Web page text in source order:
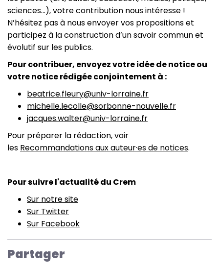
sciences…), votre contribution nous intéresse !
N’hésitez pas à nous envoyer vos propositions et
participez à la construction d’un savoir commun et
évolutif sur les publics.
Pour contribuer, envoyez votre idée de notice ou
votre notice rédigée conjointement à :
beatrice.fleury@univ-lorraine.fr
michelle.lecolle@sorbonne-nouvelle.fr
jacques.walter@univ-lorraine.fr
Pour préparer la rédaction, voir
les Recommandations aux auteur·es de notices.
Pour suivre l'actualité du Crem
Sur notre site
Sur Twitter
Sur Facebook
Partager